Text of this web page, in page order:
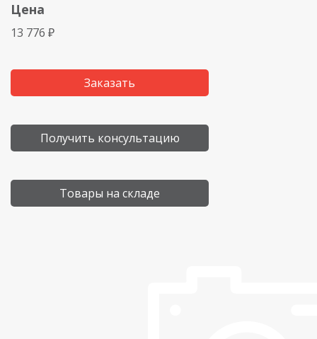
Цена
13 776 ₽
Заказать
Получить консультацию
Товары на складе